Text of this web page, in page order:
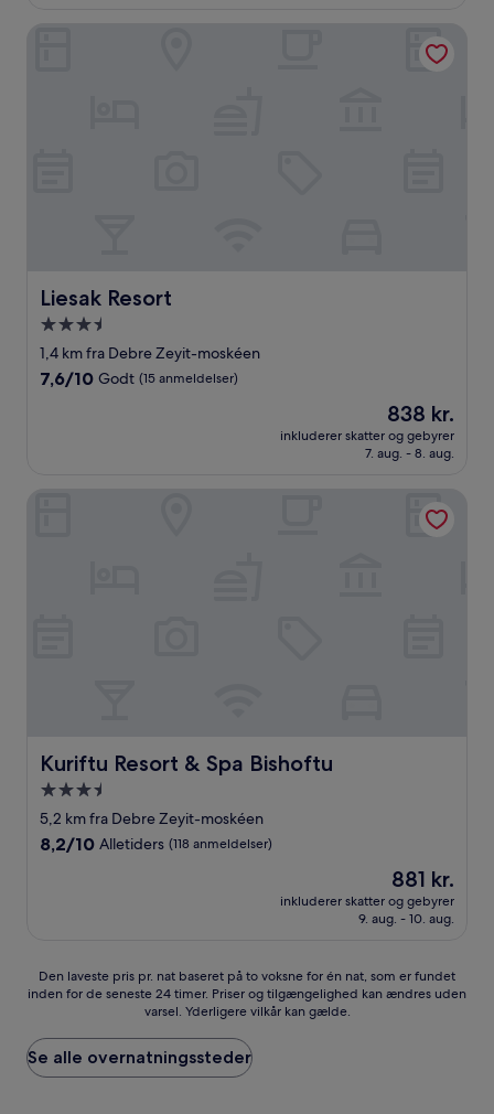
anmeldelser)
Liesak Resort
Liesak Resort
3.5-
stjernet
overnatningssted
1,4 km fra Debre Zeyit-moskéen
7.6
anmeldelser)
7,6/10 Godt (15 anmeldelser)
Prisen
er
838 kr.
838 kr.
inkluderer skatter og gebyrer
7. aug. - 8. aug.
Kuriftu Resort & Spa Bishoftu
Kuriftu Resort & Spa Bishoftu
3.5-
stjernet
overnatningssted
5,2 km fra Debre Zeyit-moskéen
8.2
8,2/10 Alletiders (118 anmeldelser)
Prisen
er
881 kr.
881 kr.
inkluderer skatter og gebyrer
9. aug. - 10. aug.
Den
laveste
pr.
nat
baseret
Den laveste pris pr. nat baseret på to voksne for én nat, som er fundet
inden for de seneste 24 timer. Priser og tilgængelighed kan ændres uden
varsel. Yderligere vilkår kan gælde.
Se alle overnatningssteder